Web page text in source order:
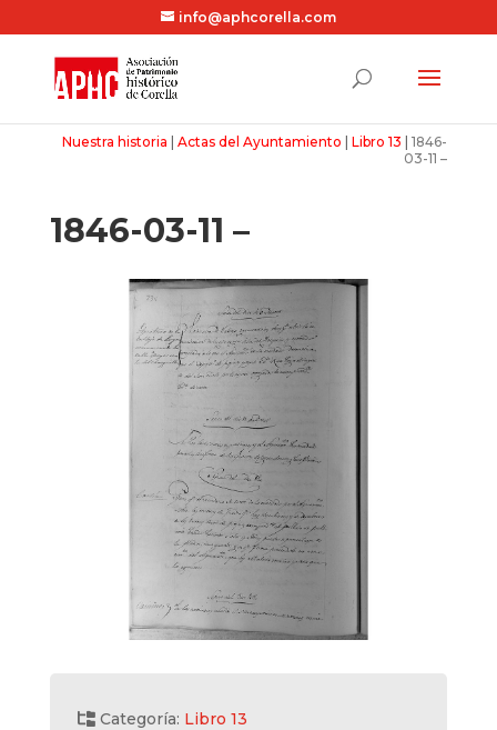
info@aphcorella.com
Nuestra historia |Actas del Ayuntamiento |Libro 13 |1846-
03-11 –
1846-03-11 –
Categoría: Libro 13